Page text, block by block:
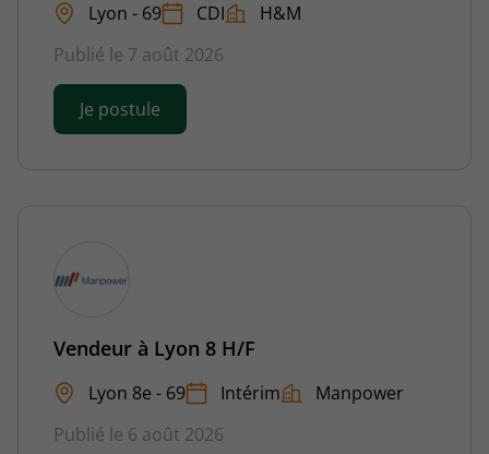
Lyon - 69 CDI
H&M
Publié le 7 août 2026
Je postule
Vendeur à Lyon 8 H/F
Lyon 8e - 69 Intérim
Manpower
Publié le 6 août 2026